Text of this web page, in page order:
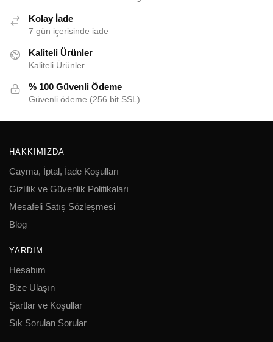
Kolay İade
7 gün içerisinde iade
Kaliteli Ürünler
Kaliteli Ürünler
% 100 Güvenli Ödeme
Güvenli ödeme (256 bit SSL)
HAKKIMIZDA
Cayma, İptal, İade Koşulları
Gizlilik ve Güvenlik Politikaları
Mesafeli Satış Sözleşmesi
Blog
YARDIM
Hesabım
Bize Ulaşın
Şartlar ve Koşullar
Sık Sorulan Sorular